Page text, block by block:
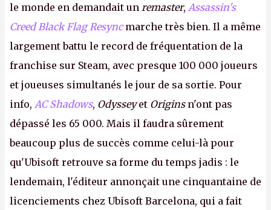
le monde en demandait un remaster, Assassin's
Creed Black Flag Resyncmarche très bien. Il a même
largement battu le record de fréquentation de la
franchise sur Steam, avec presque 100 000 joueurs
et joueuses simultanés le jour de sa sortie. Pour
info, AC Shadows, Odysseyet Originsn'ont pas
dépassé les 65 000. Mais il faudra sûrement
beaucoup plus de succès comme celui-là pour
qu'Ubisoft retrouve sa forme du temps jadis : le
lendemain, l'éditeur annonçait une cinquantaine de
licenciements chez Ubisoft Barcelona, qui a fait